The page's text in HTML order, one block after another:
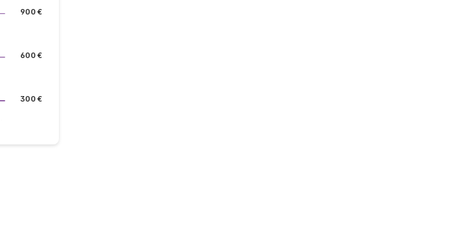
300 €
600 €
900 €